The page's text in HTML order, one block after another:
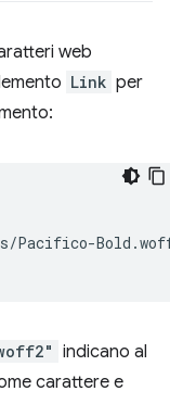
web
Link per
Pacifico-
indicano al
carattere e